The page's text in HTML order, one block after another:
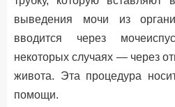
выведения мочи из
вводится через
некоторых случаях — через
живота. Эта процедура
помощи.